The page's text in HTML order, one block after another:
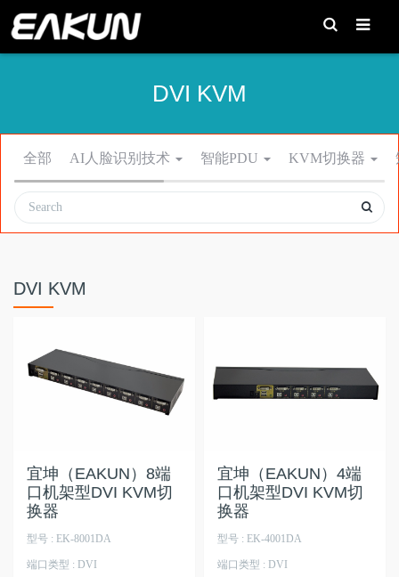
T
o
g
r
h
DVI KVM
全部 AI人脸识别技术 智能PDU KVM切换器
DVI KVM
宜坤（EAKUN）8端
口机架型DVI KVM切
换器
型号 : EK-8001DA
端口类型 : DVI
宜坤（EAKUN）4端
口机架型DVI KVM切
换器
型号 : EK-4001DA
端口类型 : DVI